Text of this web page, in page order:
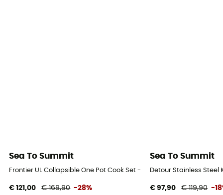
Sea To Summit
Frontier UL Collapsible One Pot Cook Set - Kookset
€ 121,00 € 169,90 -28%
Sea To Summit
Detour Stainless Steel
€ 97,90 € 119,90 -